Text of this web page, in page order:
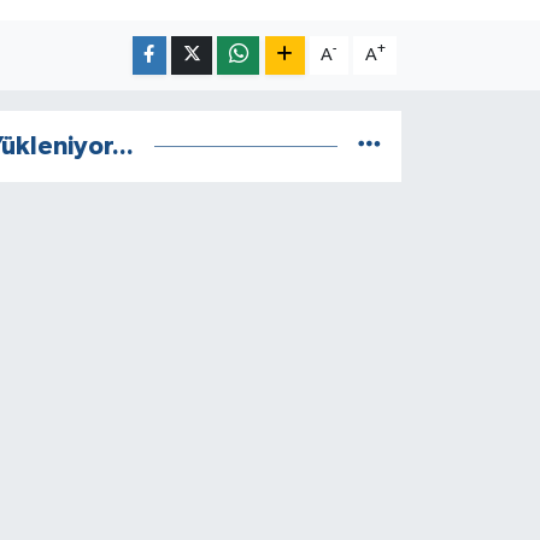
A- A+